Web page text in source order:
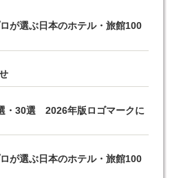
が選ぶ日本のホテル・旅館100
・30選 2026年版ロゴマークに
が選ぶ日本のホテル・旅館100